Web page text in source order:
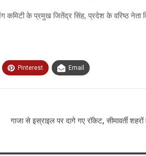
कमिटी के प्रमुख जितेंद्र सिंह, प्रदेश के वरिष्ठ नेता
Pinterest Email
गाजा से इस्राइल पर दागे गए रॉकेट, सीमावर्ती